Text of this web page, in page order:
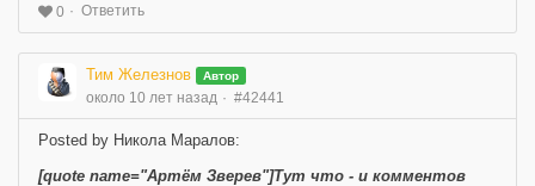
0 Ответить
Тим Железнов Автор
около 10 лет назад #42441
Posted by Никола Маралов:
[quote name="Артём Зверев"]Тут что - и комментов